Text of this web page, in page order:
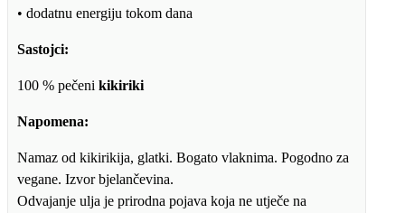
• dodatnu energiju tokom dana
Sastojci:
100 % pečeni kikiriki
Napomena:
Namaz od kikirikija, glatki. Bogato vlaknima. Pogodno za
vegane. Izvor bjelančevina.
Odvajanje ulja je prirodna pojava koja ne utječe na